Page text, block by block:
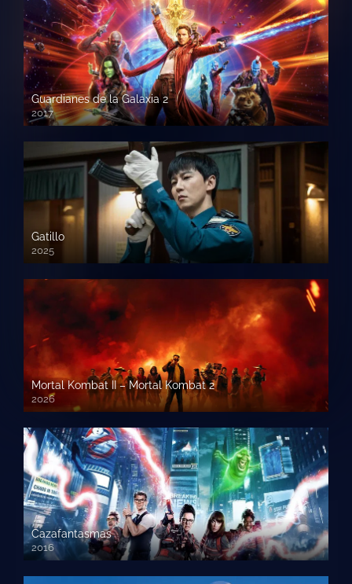
Guardianes de la Galaxia 2
2017
720p HD
Gatillo
2025
Mortal Kombat II – Mortal Kombat 2
2026
1080p HD
Cazafantasmas
2016
720p HD